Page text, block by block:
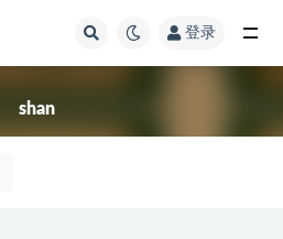
登录
shan